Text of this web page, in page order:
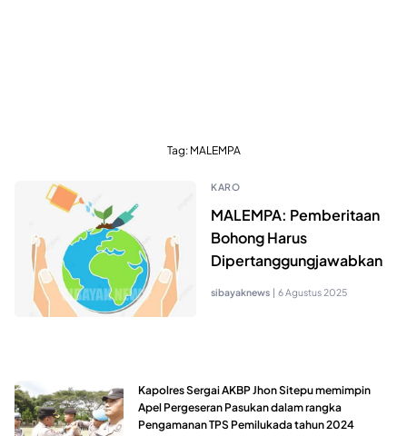
Tag: MALEMPA
KARO
MALEMPA: Pemberitaan
Bohong Harus
Dipertanggungjawabkan
sibayaknews | 6 Agustus 2025
Kapolres Sergai AKBP Jhon Sitepu memimpin
Apel Pergeseran Pasukan dalam rangka
Pengamanan TPS Pemilukada tahun 2024